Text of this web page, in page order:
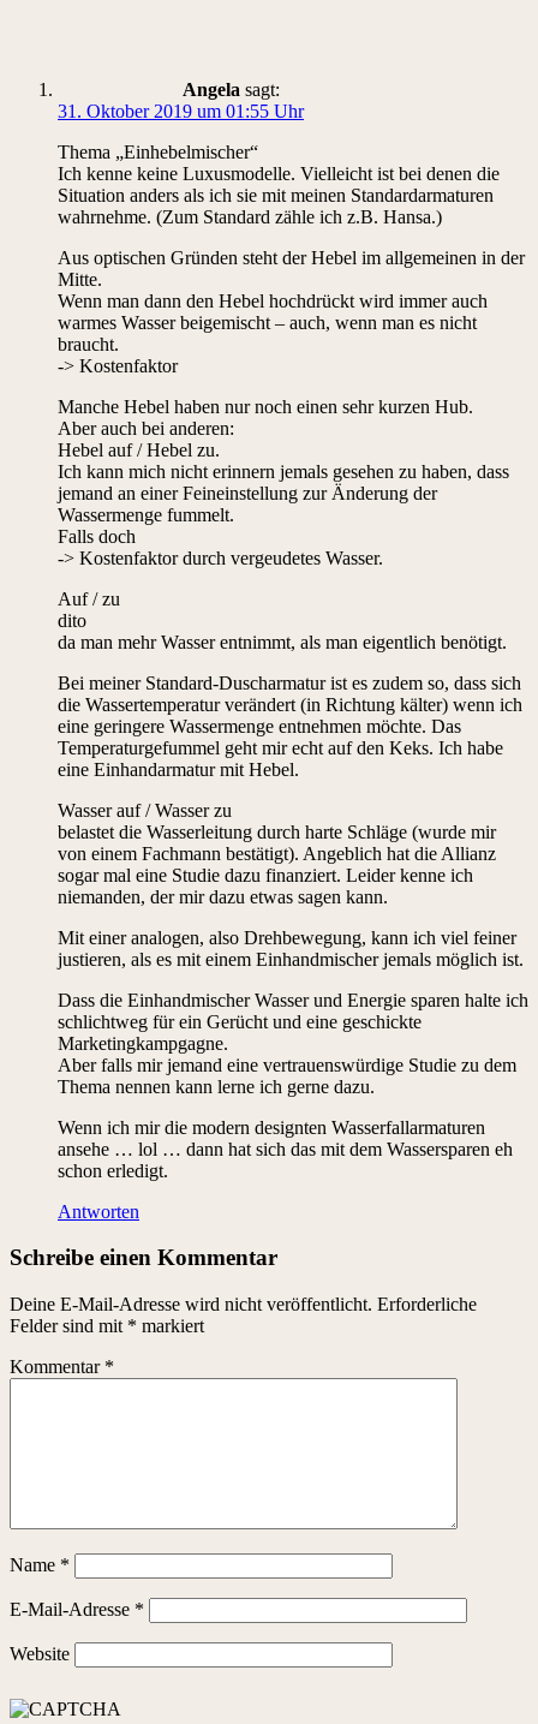
Angela sagt:
31. Oktober 2019 um 01:55 Uhr
Thema „Einhebelmischer“
Ich kenne keine Luxusmodelle. Vielleicht ist bei denen die
Situation anders als ich sie mit meinen Standardarmaturen
wahrnehme. (Zum Standard zähle ich z.B. Hansa.)
Aus optischen Gründen steht der Hebel im allgemeinen in der
Mitte.
Wenn man dann den Hebel hochdrückt wird immer auch
warmes Wasser beigemischt – auch, wenn man es nicht
braucht.
-> Kostenfaktor
Manche Hebel haben nur noch einen sehr kurzen Hub.
Aber auch bei anderen:
Hebel auf / Hebel zu.
Ich kann mich nicht erinnern jemals gesehen zu haben, dass
jemand an einer Feineinstellung zur Änderung der
Wassermenge fummelt.
Falls doch
-> Kostenfaktor durch vergeudetes Wasser.
Auf / zu
dito
da man mehr Wasser entnimmt, als man eigentlich benötigt.
Bei meiner Standard-Duscharmatur ist es zudem so, dass sich
die Wassertemperatur verändert (in Richtung kälter) wenn ich
eine geringere Wassermenge entnehmen möchte. Das
Temperaturgefummel geht mir echt auf den Keks. Ich habe
eine Einhandarmatur mit Hebel.
Wasser auf / Wasser zu
belastet die Wasserleitung durch harte Schläge (wurde mir
von einem Fachmann bestätigt). Angeblich hat die Allianz
sogar mal eine Studie dazu finanziert. Leider kenne ich
niemanden, der mir dazu etwas sagen kann.
Mit einer analogen, also Drehbewegung, kann ich viel feiner
justieren, als es mit einem Einhandmischer jemals möglich ist.
Dass die Einhandmischer Wasser und Energie sparen halte ich
schlichtweg für ein Gerücht und eine geschickte
Marketingkampgagne.
Aber falls mir jemand eine vertrauenswürdige Studie zu dem
Thema nennen kann lerne ich gerne dazu.
Wenn ich mir die modern designten Wasserfallarmaturen
ansehe … lol … dann hat sich das mit dem Wassersparen eh
schon erledigt.
Antworten
Schreibe einen Kommentar
Deine E-Mail-Adresse wird nicht veröffentlicht. Erforderliche
Felder sind mit * markiert
Kommentar *
Name *
E-Mail-Adresse *
Website